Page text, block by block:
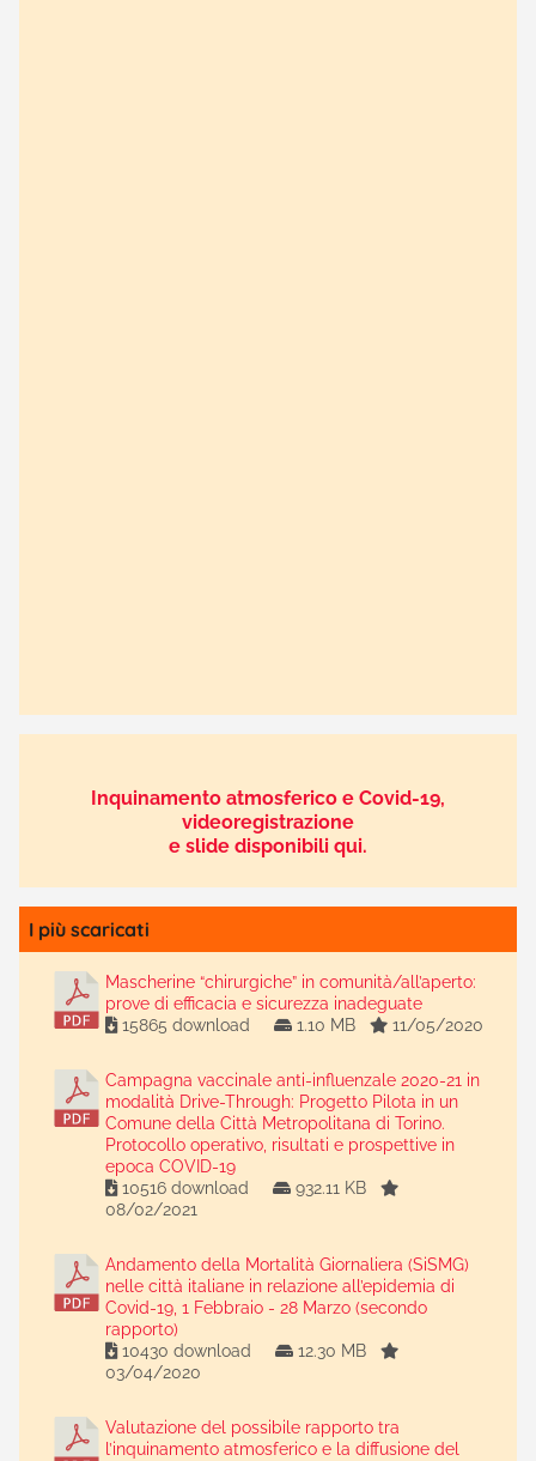
Inquinamento atmosferico e Covid-19,
videoregistrazione
e slide disponibili qui.
I più scaricati
Mascherine “chirurgiche” in comunità/all’aperto:
prove di efficacia e sicurezza inadeguate
15865 download
1.10 MB 11/05/2020
Campagna vaccinale anti-influenzale 2020-21 in
modalità Drive-Through: Progetto Pilota in un
Comune della Città Metropolitana di Torino.
Protocollo operativo, risultati e prospettive in
epoca COVID-19
10516 download
932.11 KB
08/02/2021
Andamento della Mortalità Giornaliera (SiSMG)
nelle città italiane in relazione all’epidemia di
Covid-19, 1 Febbraio - 28 Marzo (secondo
rapporto)
10430 download
12.30 MB
03/04/2020
Valutazione del possibile rapporto tra
l’inquinamento atmosferico e la diffusione del